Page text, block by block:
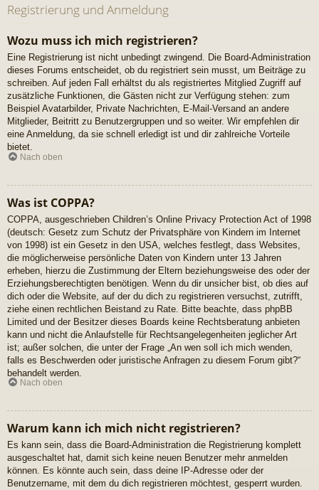
Registrierung und Anmeldung
Wozu muss ich mich registrieren?
Eine Registrierung ist nicht unbedingt zwingend. Die Board-Administration
dieses Forums entscheidet, ob du registriert sein musst, um Beiträge zu
schreiben. Auf jeden Fall erhältst du als registriertes Mitglied Zugriff auf
zusätzliche Funktionen, die Gästen nicht zur Verfügung stehen: zum
Beispiel Avatarbilder, Private Nachrichten, E-Mail-Versand an andere
Mitglieder, Beitritt zu Benutzergruppen und so weiter. Wir empfehlen dir
eine Anmeldung, da sie schnell erledigt ist und dir zahlreiche Vorteile
bietet.
Nach oben
Was ist COPPA?
COPPA, ausgeschrieben Children’s Online Privacy Protection Act of 1998
(deutsch: Gesetz zum Schutz der Privatsphäre von Kindern im Internet
von 1998) ist ein Gesetz in den USA, welches festlegt, dass Websites,
die möglicherweise persönliche Daten von Kindern unter 13 Jahren
erheben, hierzu die Zustimmung der Eltern beziehungsweise des oder der
Erziehungsberechtigten benötigen. Wenn du dir unsicher bist, ob dies auf
dich oder die Website, auf der du dich zu registrieren versuchst, zutrifft,
ziehe einen rechtlichen Beistand zu Rate. Bitte beachte, dass phpBB
Limited und der Besitzer dieses Boards keine Rechtsberatung anbieten
kann und nicht die Anlaufstelle für Rechtsangelegenheiten jeglicher Art
ist; außer solchen, die unter der Frage „An wen soll ich mich wenden,
falls es Beschwerden oder juristische Anfragen zu diesem Forum gibt?“
behandelt werden.
Nach oben
Warum kann ich mich nicht registrieren?
Es kann sein, dass die Board-Administration die Registrierung komplett
ausgeschaltet hat, damit sich keine neuen Benutzer mehr anmelden
können. Es könnte auch sein, dass deine IP-Adresse oder der
Benutzername, mit dem du dich registrieren möchtest, gesperrt wurden.